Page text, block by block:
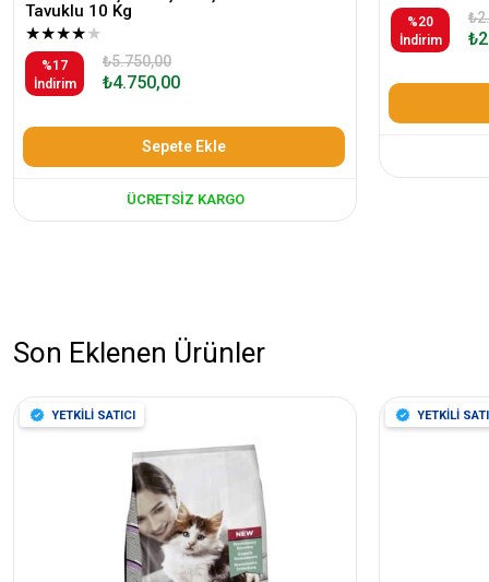
Tavuklu 10 Kg
★★★★★
%17
İndirim
₺4.750,00
₺5.750,00
Sepete Ekle
ÜCRETSIZ KARGO
%20
İndirim
Son Eklenen Ürünler
YETKİLİ SATICI YETKİLİ